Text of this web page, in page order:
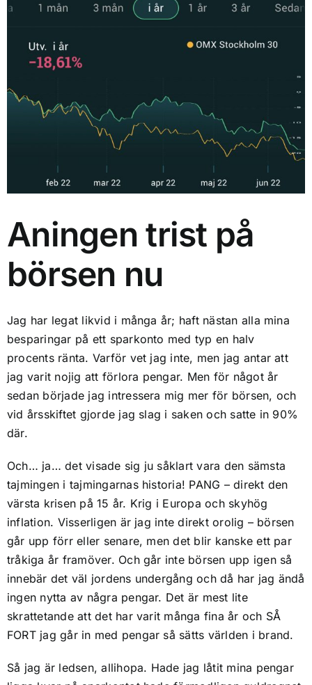
Sök
Aningen trist på börsen nu
Aningen trist på
börsen nu
Jag har legat likvid i många år; haft nästan alla mina
besparingar på ett sparkonto med typ en halv
procents ränta. Varför vet jag inte, men jag antar att
jag varit nojig att förlora pengar. Men för något år
sedan började jag intressera mig mer för börsen, och
vid årsskiftet gjorde jag slag i saken och satte in 90%
där.
Och… ja… det visade sig ju såklart vara den sämsta
tajmingen i tajmingarnas historia! PANG – direkt den
värsta krisen på 15 år. Krig i Europa och skyhög
inflation. Visserligen är jag inte direkt orolig – börsen
går upp förr eller senare, men det blir kanske ett par
tråkiga år framöver. Och går inte börsen upp igen så
innebär det väl jordens undergång och då har jag ändå
ingen nytta av några pengar. Det är mest lite
skrattetande att det har varit många fina år och SÅ
FORT jag går in med pengar så sätts världen i brand.
Så jag är ledsen, allihopa. Hade jag låtit mina pengar